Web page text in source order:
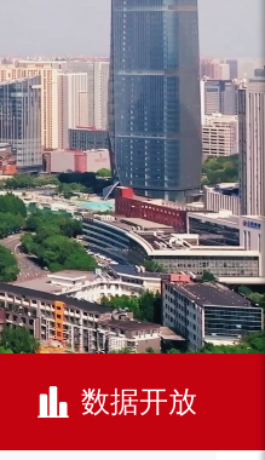
数据开放